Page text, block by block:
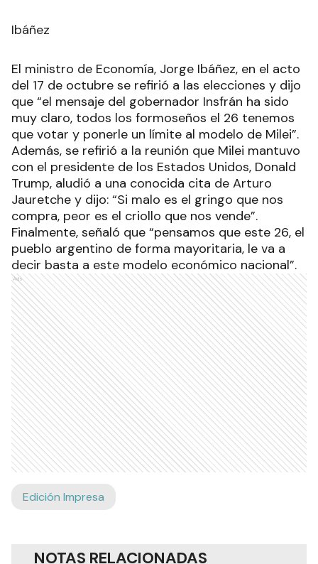
Ibáñez
El ministro de Economía, Jorge Ibáñez, en el acto
del 17 de octubre se refirió a las elecciones y dijo
que “el mensaje del gobernador Insfrán ha sido
muy claro, todos los formoseños el 26 tenemos
que votar y ponerle un límite al modelo de Milei”.
Además, se refirió a la reunión que Milei mantuvo
con el presidente de los Estados Unidos, Donald
Trump, aludió a una conocida cita de Arturo
Jauretche y dijo: “Si malo es el gringo que nos
compra, peor es el criollo que nos vende”.
Finalmente, señaló que “pensamos que este 26, el
pueblo argentino de forma mayoritaria, le va a
decir basta a este modelo económico nacional”.
Ads
Edición Impresa
NOTAS RELACIONADAS